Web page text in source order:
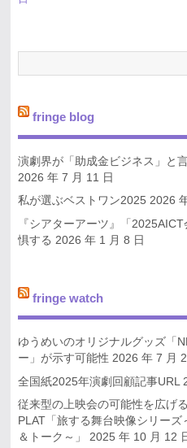
fringe blog
演劇界が「助成金ビジネス」と
2026 年 7 月 11 日
私が選ぶベストワン2025 2026
『シアターアーツ』「
惧する 2026 年 1 月 8 日
fringe watch
ゆうめいのオリジナルグッズ「
ー」が示す可能性 2026 年 7 月
全国紙2025年演劇回顧記事URL
従来型の上映会の可能性を広げ
PLAT「旅する舞台映像シリー
＆トーク～」
2025 年 10 月 12